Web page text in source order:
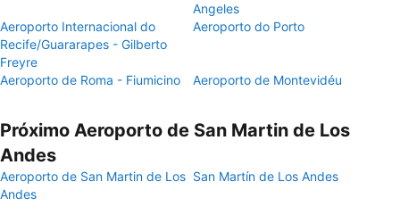
Angeles
Aeroporto Internacional do
Recife/Guararapes - Gilberto
Freyre
Aeroporto do Porto
Aeroporto de Roma - Fiumicino Aeroporto de Montevidéu
Próximo Aeroporto de San Martin de Los
Andes
Aeroporto de San Martin de Los
Andes
San Martín de Los Andes